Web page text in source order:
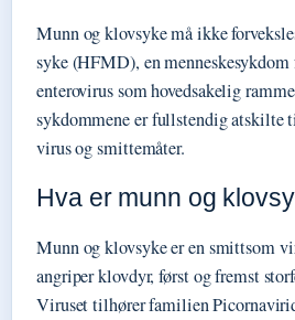
Munn og klovsyke må ikke
syke (HFMD), en menneskesykdom
enterovirus som hovedsakelig
sykdommene er fullstendig atskilte
virus og smittemåter.
Hva er munn og
Munn og klovsyke er en smittsom
angriper klovdyr, først og fremst
Viruset tilhører familien